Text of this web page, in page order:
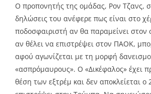
Ο προπονητής της ομάδας, Ρον Τζανς,
δηλώσεις του ανέφερε πως είναι στο
ποδοσφαιριστή αν θα παραμείνει
αν θέλει να επιστρέψει στον ΠΑΟΚ,
αφού αγωνίζεται με τη μορφή
«ασπρόμαυρους». Ο «Δικέφαλος» έχει
θέση των εξτρέμ και δεν αποκλείεται ο